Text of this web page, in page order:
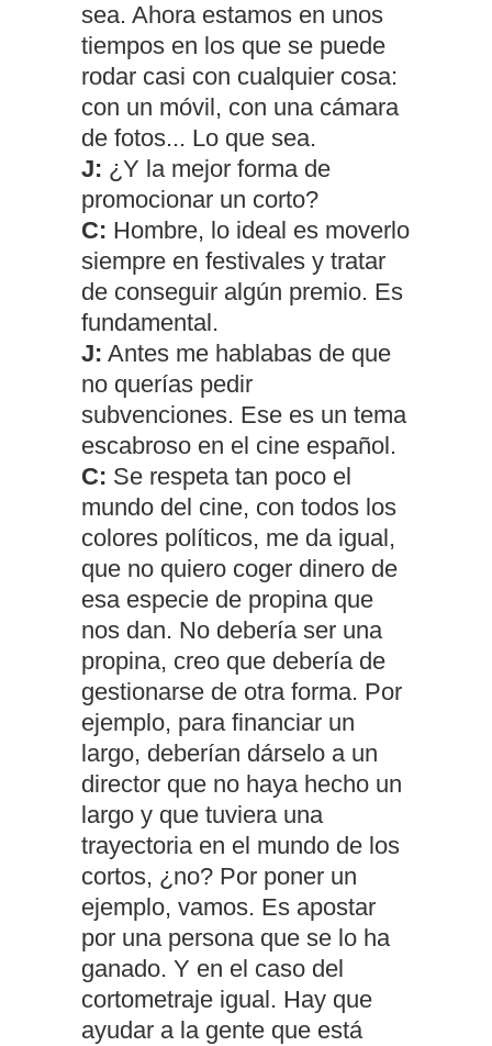
sea. Ahora estamos en unos
tiempos en los que se puede
rodar casi con cualquier cosa:
con un móvil, con una cámara
de fotos... Lo que sea.
J: ¿Y la mejor forma de
promocionar un corto?
C: Hombre, lo ideal es moverlo
siempre en festivales y tratar
de conseguir algún premio. Es
fundamental.
J: Antes me hablabas de que
no querías pedir
subvenciones. Ese es un tema
escabroso en el cine español.
C: Se respeta tan poco el
mundo del cine, con todos los
colores políticos, me da igual,
que no quiero coger dinero de
esa especie de propina que
nos dan. No debería ser una
propina, creo que debería de
gestionarse de otra forma. Por
ejemplo, para financiar un
largo, deberían dárselo a un
director que no haya hecho un
largo y que tuviera una
trayectoria en el mundo de los
cortos, ¿no? Por poner un
ejemplo, vamos. Es apostar
por una persona que se lo ha
ganado. Y en el caso del
cortometraje igual. Hay que
ayudar a la gente que está